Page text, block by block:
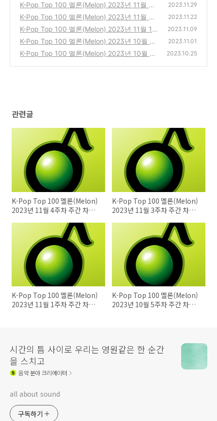
K-Pop Top 100 멜론(Melon) 2023년 11월 4
주차 주간 차트 20231126
(2)
2023.11.29
K-Pop Top 100 멜론(Melon) 2023년 11월 3
주차 주간 차트 20231119
(1)
2023.11.22
K-Pop Top 100 멜론(Melon) 2023년 11월 1
주차 주간 차트 20231105
(3)
2023.11.09
K-Pop Top 100 멜론(Melon) 2023년 10월 5
주차 주간 차트 20231029
(1)
2023.11.01
K-Pop Top 100 멜론(Melon) 2023년 10월 4
2023.10.25
관련글
K-Pop Top 100 멜론(Melon)
2023년 11월 4주차 주간 차트
K-Pop Top 100 멜론(Melon)
2023년 11월 3주차 주간 차트
K-Pop Top 100 멜론(Melon)
2023년 11월 1주차 주간 차트
K-Pop Top 100 멜론(Melon)
2023년 10월 5주차 주간 차트
시간의 틈 사이로 우리는 영원같은 한 순간
을 스치고
음악분야 크리에이터
all about sound
구독하기